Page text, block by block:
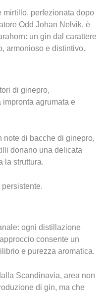
mirtillo, perfezionata dopo
Odd Johan Nelvik, è
un gin dal carattere
armonioso e distintivo.
di ginepro,
agrumata e
note di bacche di ginepro,
donano una delicata
la struttura.
persistente.
ogni distillazione
consente un
e purezza aromatica.
Scandinavia, area non
di gin, ma che